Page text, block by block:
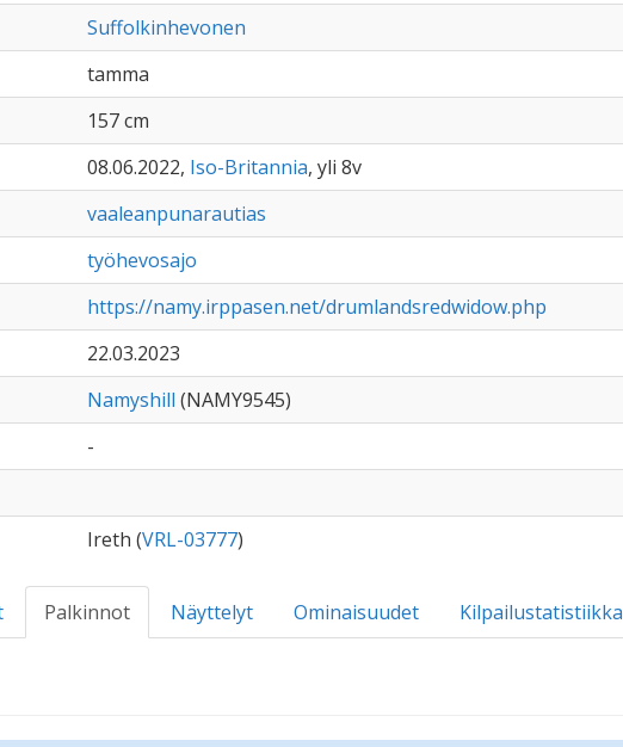
Suffolkinhevonen
tamma
157 cm
08.06.2022, Iso-Britannia, yli 8v
vaaleanpunarautias
työhevosajo
https://namy.irppasen.net/drumlandsredwidow.php
22.03.2023
Namyshill (NAMY9545)
-
Ireth (VRL-03777)
Palkinnot Näyttelyt Ominaisuudet Kilpailustatistiikka